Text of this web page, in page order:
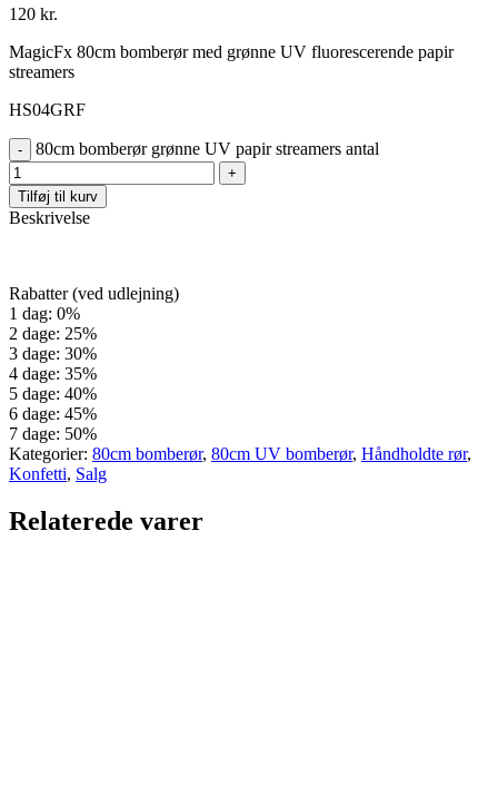
120 kr.
MagicFx 80cm bomberør med grønne UV fluorescerende papir
streamers
HS04GRF
80cm bomberør grønne UV papir streamers antal
Tilføj til kurv
Beskrivelse
Rabatter (ved udlejning)
1 dag: 0%
2 dage: 25%
3 dage: 30%
4 dage: 35%
5 dage: 40%
6 dage: 45%
7 dage: 50%
Kategorier: 80cm bomberør, 80cm UV bomberør, Håndholdte rør,
Konfetti, Salg
Relaterede varer